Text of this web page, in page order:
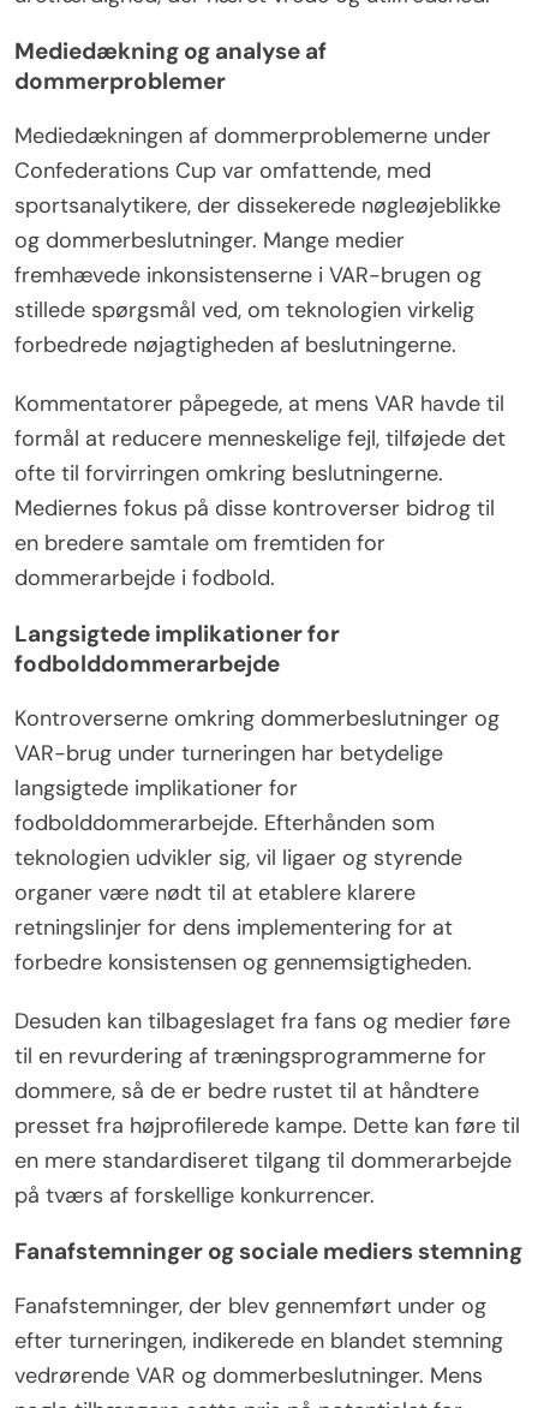
Mediedækning og analyse af
dommerproblemer
Mediedækningen af dommerproblemerne under
Confederations Cup var omfattende, med
sportsanalytikere, der dissekerede nøgleøjeblikke
og dommerbeslutninger. Mange medier
fremhævede inkonsistenserne i VAR-brugen og
stillede spørgsmål ved, om teknologien virkelig
forbedrede nøjagtigheden af beslutningerne.
Kommentatorer påpegede, at mens VAR havde til
formål at reducere menneskelige fejl, tilføjede det
ofte til forvirringen omkring beslutningerne.
Mediernes fokus på disse kontroverser bidrog til
en bredere samtale om fremtiden for
dommerarbejde i fodbold.
Langsigtede implikationer for
fodbolddommerarbejde
Kontroverserne omkring dommerbeslutninger og
VAR-brug under turneringen har betydelige
langsigtede implikationer for
fodbolddommerarbejde. Efterhånden som
teknologien udvikler sig, vil ligaer og styrende
organer være nødt til at etablere klarere
retningslinjer for dens implementering for at
forbedre konsistensen og gennemsigtigheden.
Desuden kan tilbageslaget fra fans og medier føre
til en revurdering af træningsprogrammerne for
dommere, så de er bedre rustet til at håndtere
presset fra højprofilerede kampe. Dette kan føre til
en mere standardiseret tilgang til dommerarbejde
på tværs af forskellige konkurrencer.
Fanafstemninger og sociale mediers stemning
Fanafstemninger, der blev gennemført under og
efter turneringen, indikerede en blandet stemning
vedrørende VAR og dommerbeslutninger. Mens